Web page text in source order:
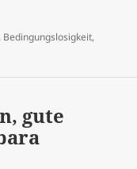
Bedingungslosigkeit,
gute